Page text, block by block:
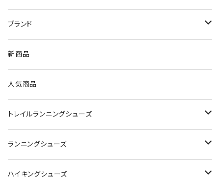
ブランド
asics（アシックス）
On（オン）
YONEX（ヨネックス）
adidas（アディダス）
SAYSKY（セイスカイ）
新商品
人気商品
トレイルランニングシューズ
On
VIKING
ランニングシューズ
On
ハイキングシューズ